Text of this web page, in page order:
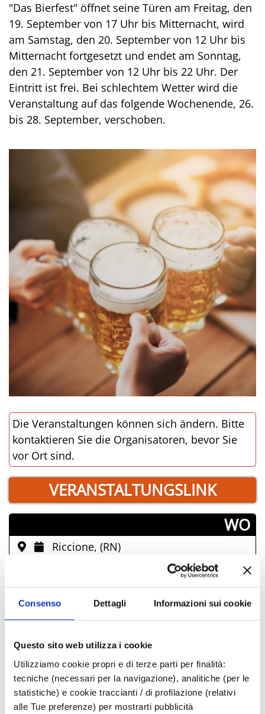
Consenso Dettagli Informazioni sui cookie
Questo sito web utilizza i cookie
Utilizziamo cookie propri e di terze parti per finalità:
tecniche (necessari per la navigazione), analitiche (per le
statistiche) e cookie traccianti / di profilazione (relativi
alle Tue preferenze) per mostrarti pubblicità
"Das Bierfest" öffnet seine Türen am Freitag, den
19. September von 17 Uhr bis Mitternacht, wird
am Samstag, den 20. September von 12 Uhr bis
Mitternacht fortgesetzt und endet am Sonntag,
den 21. September von 12 Uhr bis 22 Uhr. Der
Eintritt ist frei. Bei schlechtem Wetter wird die
Veranstaltung auf das folgende Wochenende, 26.
bis 28. September, verschoben.
Die Veranstaltungen können sich ändern. Bitte
kontaktieren Sie die Organisatoren, bevor Sie
vor Ort sind.
VERANSTALTUNGSLINK
­WO
Riccione, (RN)
­ FREI
TAGE & STUNDEN
September-2025
Mon
Die Mit Don Fre Sam
Son
01
02 03 04 05 06
07
08
09 10 11 12 13
14